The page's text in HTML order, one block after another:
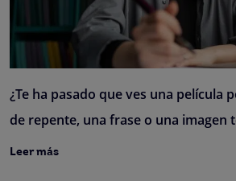
¿Te ha pasado que ves una película
de repente, una frase o una imagen
Leer más